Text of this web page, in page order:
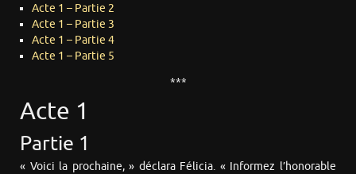
Acte 1 – Partie 2
Acte 1 – Partie 3
Acte 1 – Partie 4
Acte 1 – Partie 5
***
Acte 1
Partie 1
« Voici la prochaine, » déclara Félicia. « Informez l’honorable